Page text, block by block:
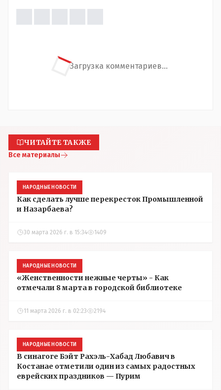
Загрузка комментариев...
ЧИТАЙТЕ ТАКЖЕ
Все материалы
НАРОДНЫЕ НОВОСТИ
Как сделать лучше перекресток Промышленной
и Назарбаева?
30 марта 2026 г. в 15:34 1409
НАРОДНЫЕ НОВОСТИ
«Женственности нежные черты» - Как
отмечали 8 марта в городской библиотеке
11 марта 2026 г. в 02:23 2194
НАРОДНЫЕ НОВОСТИ
В синагоге Бэйт Рахэль-Хабад Любавич в
Костанае отметили один из самых радостных
еврейских праздников — Пурим